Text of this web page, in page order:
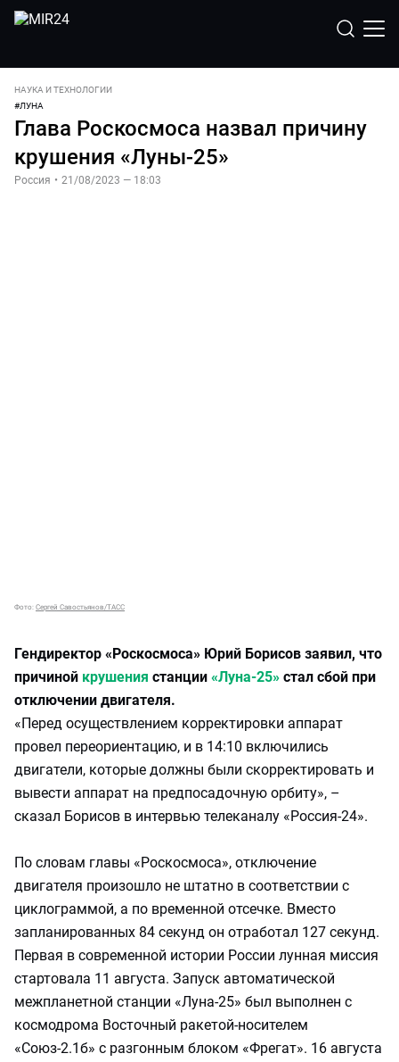
НАУКА И ТЕХНОЛОГИИ
#ЛУНА
Глава Роскосмоса назвал причину
крушения «Луны-25»
Россия • 21/08/2023 — 18:03
Фото: Сергей Савостьянов/ТАСС
Гендиректор «Роскосмоса» Юрий Борисов заявил, что
причиной крушения станции «Луна-25» стал сбой при
отключении двигателя.
«Перед осуществлением корректировки аппарат
провел переориентацию, и в 14:10 включились
двигатели, которые должны были скорректировать и
вывести аппарат на предпосадочную орбиту», –
сказал Борисов в интервью телеканалу «Россия-24».
По словам главы «Роскосмоса», отключение
двигателя произошло не штатно в соответствии с
циклограммой, а по временной отсечке. Вместо
запланированных 84 секунд он отработал 127 секунд.
Первая в современной истории России лунная миссия
стартовала 11 августа. Запуск автоматической
межпланетной станции «Луна-25» был выполнен с
космодрома Восточный ракетой-носителем
«Союз-2.1б» с разгонным блоком «Фрегат». 16 августа